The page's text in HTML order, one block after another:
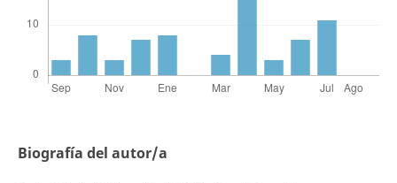
Biografía del autor/a